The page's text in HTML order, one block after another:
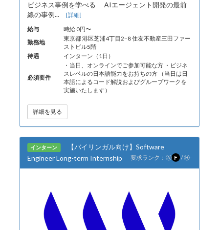
ビジネス事例を学べる AIエージェント開発の最前
線の事例... [詳細]
給与
時給 0円〜
勤務地
東京都 港区芝浦4丁目2−8 住友不動産三田ファー
ストビル5階
待遇
インターン（1日）
必須要件
・当日、オンラインでご参加可能な方 ・ビジネ
スレベルの日本語能力をお持ちの方 （当日は日
本語によるコード解説およびグループワークを
実施いたします）
詳細を見る
インターン
【バイリンガル向け】Software
Engineer Long-term Internship
要求ランク： Ⓐ F /Ⓗ-